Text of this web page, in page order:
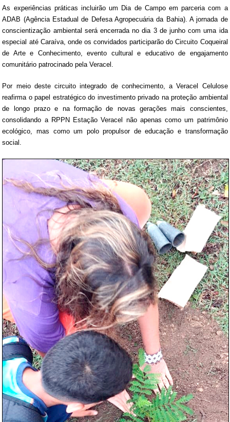
As experiências práticas incluirão um Dia de Campo em parceria com a
ADAB (Agência Estadual de Defesa Agropecuária da Bahia). A jornada de
conscientização ambiental será encerrada no dia 3 de junho com uma ida
especial até Caraíva, onde os convidados participarão do Circuito Coqueiral
de Arte e Conhecimento, evento cultural e educativo de engajamento
comunitário patrocinado pela Veracel.
Por meio deste circuito integrado de conhecimento, a Veracel Celulose
reafirma o papel estratégico do investimento privado na proteção ambiental
de longo prazo e na formação de novas gerações mais conscientes,
consolidando a RPPN Estação Veracel não apenas como um patrimônio
ecológico, mas como um polo propulsor de educação e transformação
social.